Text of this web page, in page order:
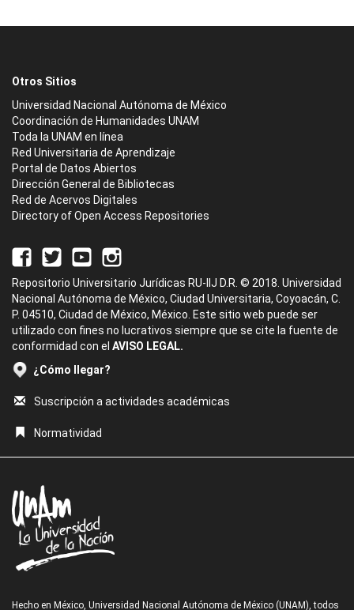
Otros Sitios
Universidad Nacional Autónoma de México
Coordinación de Humanidades UNAM
Toda la UNAM en línea
Red Universitaria de Aprendizaje
Portal de Datos Abiertos
Dirección General de Bibliotecas
Red de Acervos Digitales
Directory of Open Access Repositories
Repositorio Universitario Jurídicas RU-IIJ D.R. © 2018. Universidad
Nacional Autónoma de México, Ciudad Universitaria, Coyoacán, C.
P. 04510, Ciudad de México, México. Este sitio web puede ser
utilizado con fines no lucrativos siempre que se cite la fuente de
conformidad con el AVISO LEGAL.
¿Cómo llegar?
Suscripción a actividades académicas
Normatividad
Hecho en México, Universidad Nacional Autónoma de México (UNAM), todos